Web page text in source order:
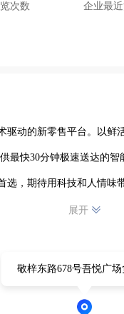
次数 企业最
动的新零售平台。以鲜
最快30分钟极速送达的
，期待用科技和人情味
展开
敬梓东路678号吾悦广